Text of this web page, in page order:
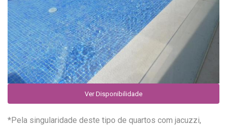
Ver Disponibilidade
*Pela singularidade deste tipo de quartos com jacuzzi,